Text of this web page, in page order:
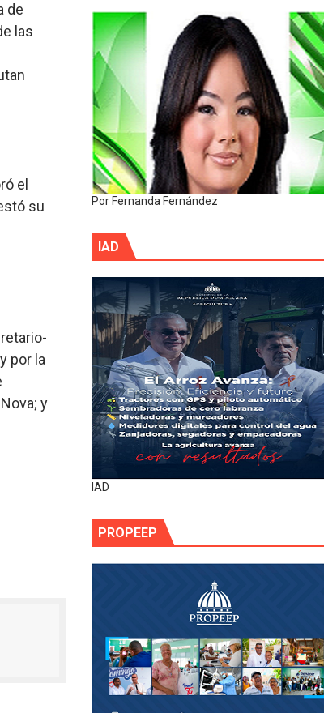
de
las
el
su
por la
y
Por Fernanda Fernández
IAD
IAD
PROPEEP